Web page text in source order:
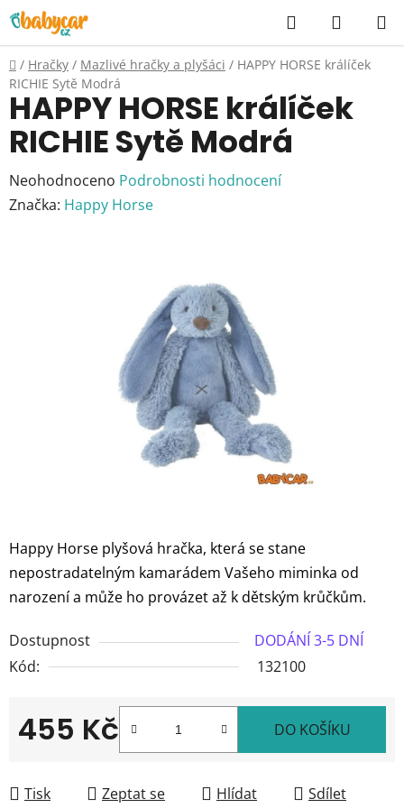
Přejít
na
obsah
Hledat
KOŠÍK
Domů
/ Hračky / Mazlivé hračky a plyšáci / HAPPY HORSE králíček
RICHIE Sytě Modrá
Happy Horse plyšová hračka, která se stane
nepostradatelným kamarádem Vašeho miminka od
narození a může ho provázet až k dětským krůčkům.
Dostupnost
DODÁNÍ 3-5 DNÍ
Kód:
132100
455 Kč DO KOŠÍKU
Tisk Zeptat se Hlídat Sdílet
HAPPY HORSE králíček
RICHIE Sytě Modrá
Průměrné
hodnocení
Neohodnoceno Podrobnosti hodnocení
Značka: Happy Horse